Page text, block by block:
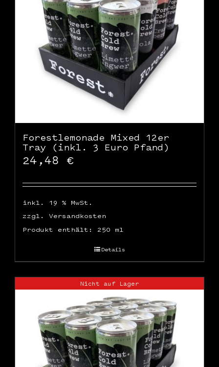
WooCommerce Warenkorb
Forestlemonade Mixed 12er
Tray (inkl. 3 Euro Pfand)
24,48 €
inkl. 19 % MwSt.
zzgl. Versandkosten
Produkt enthält: 250 ml
Details
Nicht auf Lager